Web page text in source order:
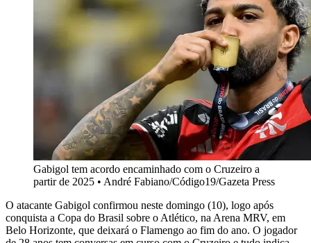
Gabigol tem acordo encaminhado com o Cruzeiro a
partir de 2025 • André Fabiano/Código19/Gazeta Press
O atacante Gabigol confirmou neste domingo (10), logo após
conquista a Copa do Brasil sobre o Atlético, na Arena MRV, em
Belo Horizonte, que deixará o Flamengo ao fim do ano. O jogador